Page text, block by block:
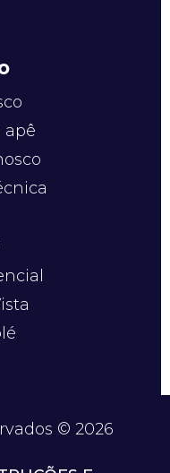
apê
© 2026